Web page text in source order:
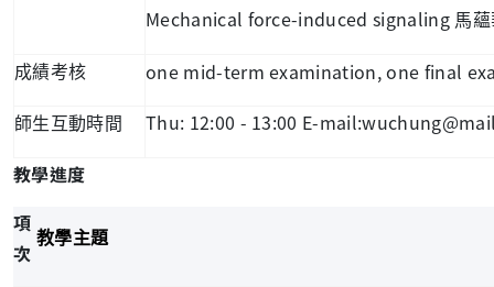
Mechanical force-induced signaling 馬
成績考核 one mid-term examination, one final
師生互動時間
Thu: 12:00 - 13:00 E-
教學進度
項
次
教學主題